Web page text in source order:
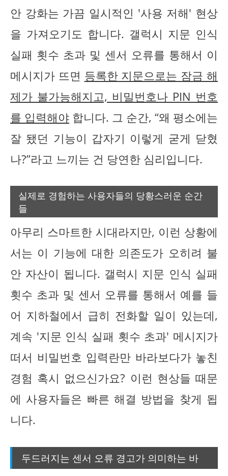
안 강화는 가끔 일시적인 '사용 저해' 현상
을 가져오기도 합니다. 갤럭시 지문 인식
실패 횟수 초과 및 센서 오류를 통해서 이
메시지가 뜨면 등록한 지문으로는 잠금 해
제가 불가능해지고, 비밀번호나 PIN 번호
를 입력해야 합니다. 그 순간, “왜 평소에는
잘 됐던 기능이 갑자기 이렇게 굳게 닫혔
나?”라고 느끼는 건 당연한 심리입니다.
실제로 경험하는 사용자들의 당황스러운 순간
들
아무리 스마트한 시대라지만, 이런 상황에
서는 이 기능에 대한 의존도가 오히려 불
안 자산이 됩니다. 갤럭시 지문 인식 실패
횟수 초과 및 센서 오류를 통해서 예를 들
어 지하철에서 급히 전화할 일이 있는데,
계속 '지문 인식 실패 횟수 초과' 메시지가
떠서 비밀번호 입력란만 바라보다가 놓친
경험 혹시 없으신가요? 이런 현상들 때문
에 사용자들은 빠른 해결 방법을 찾게 됩
니다.
두드러지는 센서 오류 경고가 의미하는 바